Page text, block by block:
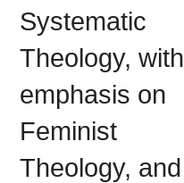
Systematic
Theology, with
emphasis on
Feminist
Theology, and